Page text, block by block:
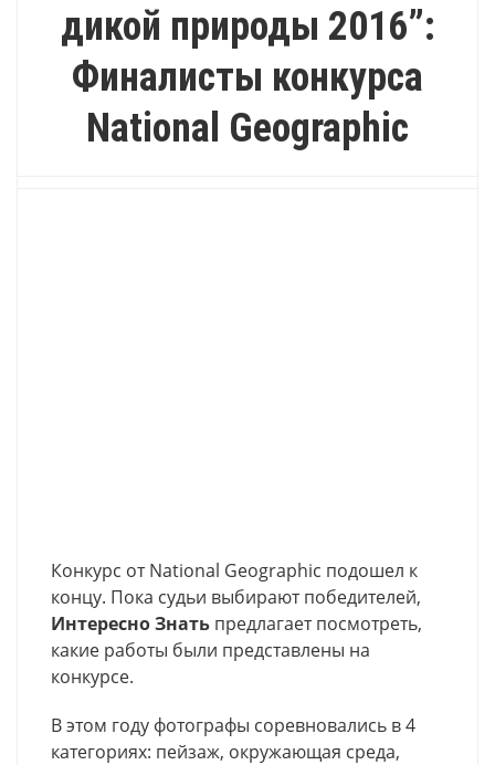
дикой природы 2016”:
Финалисты конкурса
National Geographic
Конкурс от National Geographic подошел к
концу. Пока судьи выбирают победителей,
Интересно Знать предлагает посмотреть,
какие работы были представлены на
конкурсе.
В этом году фотографы соревновались в 4
категориях: пейзаж, окружающая среда,